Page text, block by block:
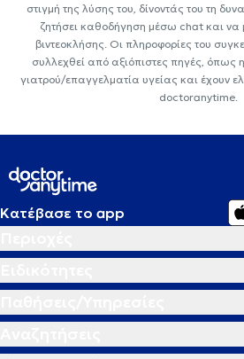
στιγμή της λύσης του, δίνοντάς του τη
ζητήσει καθοδήγηση μέσω chat και να
βιντεοκλήσης. Οι πληροφορίες του
συλλεχθεί από αξιόπιστες πηγές, όπως
γιατρού/επαγγελματία υγείας και έχουν
doctoranytime.
Κατέβασε το app